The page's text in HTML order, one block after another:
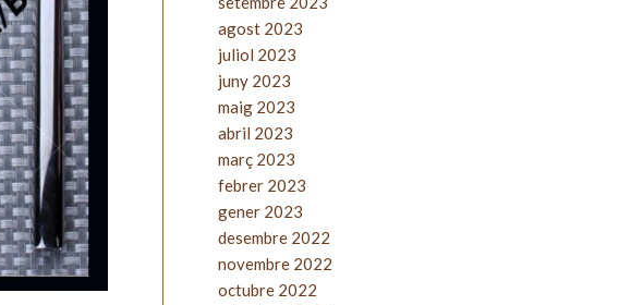
agost 2023
juliol 2023
juny 2023
maig 2023
abril 2023
març 2023
febrer 2023
gener 2023
desembre 2022
novembre 2022
octubre 2022